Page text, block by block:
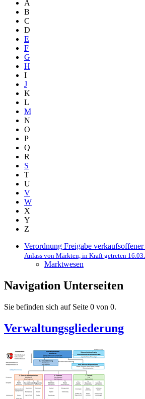
A
B
C
D
E
F
G
H
I
J
K
L
M
N
O
P
Q
R
S
T
U
V
W
X
Y
Z
Verordnung Freigabe
Anlass von Märkten, in Kraft getreten
Marktwesen
Navigation Unterseiten
Sie befinden sich auf Seite 0 von 0.
Verwaltungsgliederung